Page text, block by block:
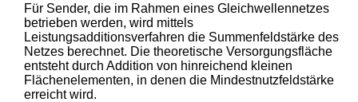
Für Sender, die im Rahmen eines Gleichwellennetzes
betrieben werden, wird mittels
Leistungsadditionsverfahren die Summenfeldstärke des
Netzes berechnet. Die theoretische Versorgungsfläche
entsteht durch Addition von hinreichend kleinen
Flächenelementen, in denen die Mindestnutzfeldstärke
erreicht wird.